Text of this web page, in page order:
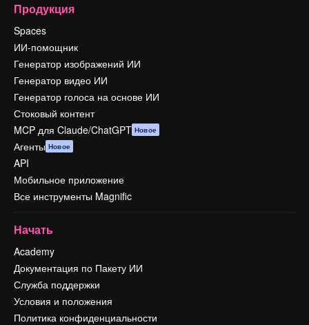
Продукция
Spaces
ИИ-помощник
Генератор изображений ИИ
Генератор видео ИИ
Генератор голоса на основе ИИ
Стоковый контент
MCP для Claude/ChatGPT Новое
Агенты Новое
API
Мобильное приложение
Все инструменты Magnific
Начать
Academy
Документация по Пакету ИИ
Служба поддержки
Условия и положения
Политика конфиденциальности